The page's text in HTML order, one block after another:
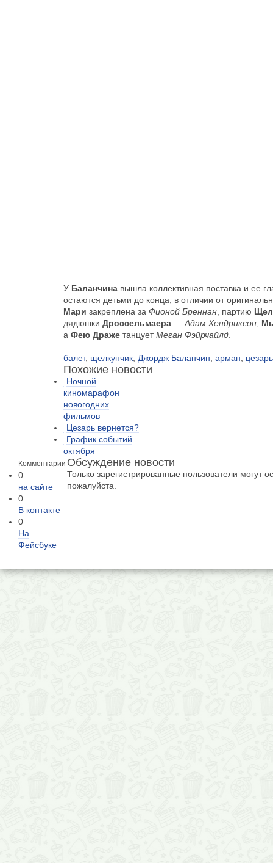
У Баланчинавышла коллективная поставка и ее
остаются детьми до конца, в отличии от
Мари закреплена за Фионой Бреннан, партию
дядюшки Дроссельмаера— Адам Хендриксон,
а Фею ДражетанцуетМеган Фэйрчайлд.
балет, щелкунчик, Джордж Баланчин арман цезарь
Похожие новости
Ночной
киномарафон
новогодних
фильмов
Цезарь вернется?
График событий
октября
Комментарии
0
на сайте
0
В контакте
0
На
Фейсбуке
Обсуждение новости
Только зарегистрированные пользователи могут
пожалуйста.